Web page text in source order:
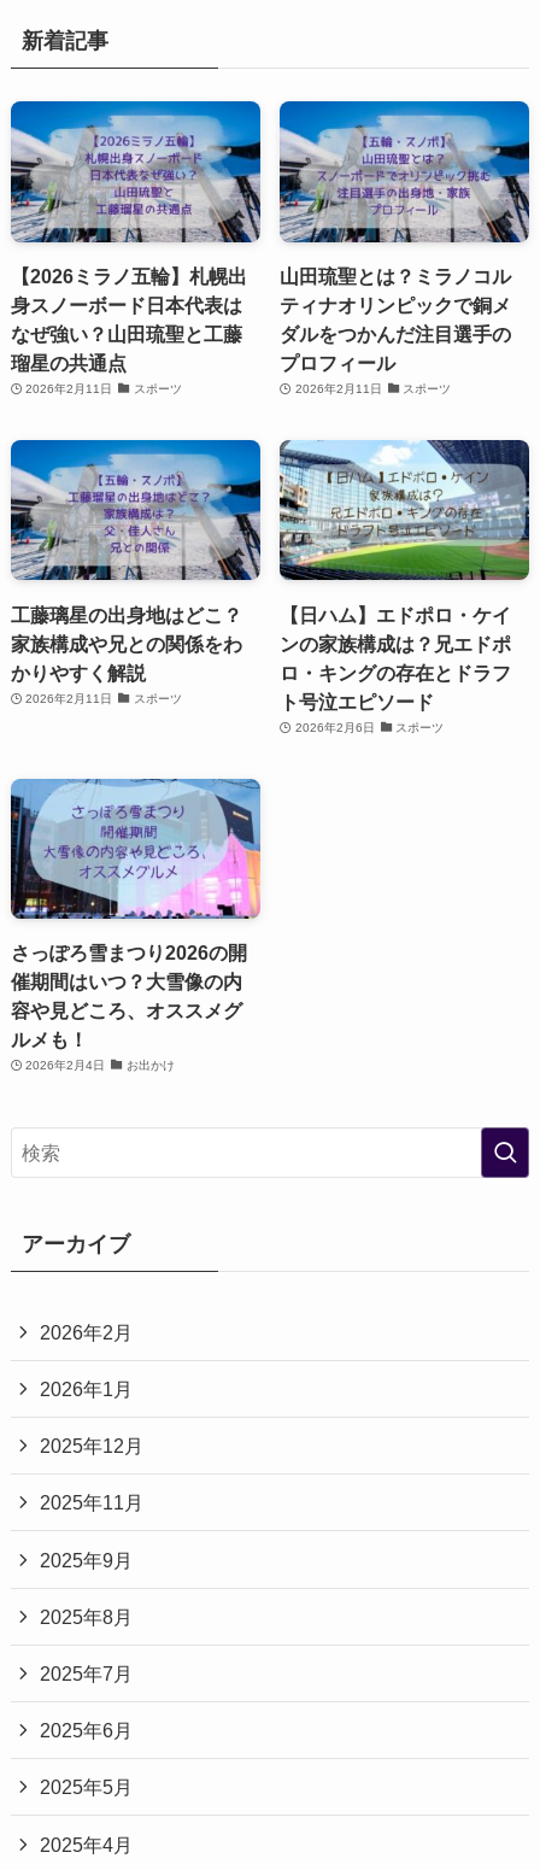
ー
新着記事
【2026ミラノ五輪】札幌出
身スノーボード日本代表は
なぜ強い？山田琉聖と工藤
瑠星の共通点
2026年2月11日 スポーツ
山田琉聖とは？ミラノコル
ティナオリンピックで銅メ
ダルをつかんだ注目選手の
プロフィール
2026年2月11日 スポーツ
工藤璃星の出身地はどこ？
家族構成や兄との関係をわ
かりやすく解説
2026年2月11日 スポーツ
【日ハム】エドポロ・ケイ
ンの家族構成は？兄エドポ
ロ・キングの存在とドラフ
ト号泣エピソード
2026年2月6日 スポーツ
さっぽろ雪まつり2026の開
催期間はいつ？大雪像の内
容や見どころ、オススメグ
ルメも！
2026年2月4日 お出かけ
アーカイブ
2026年2月
2026年1月
2025年12月
2025年11月
2025年9月
2025年8月
2025年7月
2025年6月
2025年5月
2025年4月